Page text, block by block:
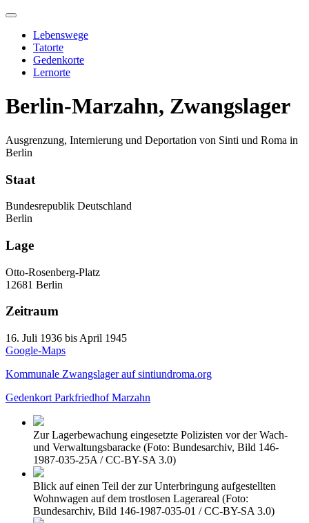
Skip
contentLebenswege
Tatorte
Gedenkorte
Lernorte
Berlin-Marzahn, Zwangslager
Ausgrenzung, Internierung und Deportation von Sinti und Roma in
Berlin
Staat
Bundesrepublik Deutschland
Berlin
Lage
Otto-Rosenberg-Platz
12681 Berlin
Zeitraum
16. Juli 1936 bis April 1945
Google-Maps
Kommunale Zwangslager auf sintiundroma.org
Gedenkort Parkfriedhof Marzahn
Zur Lagerbewachung eingesetzte Polizisten vor der Wach-
und Verwaltungsbaracke (Foto: Bundesarchiv, Bild 146-
1987-035-25A / CC-BY-SA 3.0)
Blick auf einen Teil der zur Unterbringung aufgestellten
Wohnwagen auf dem trostlosen Lagerareal (Foto:
Bundesarchiv, Bild 146-1987-035-01 / CC-BY-SA 3.0)